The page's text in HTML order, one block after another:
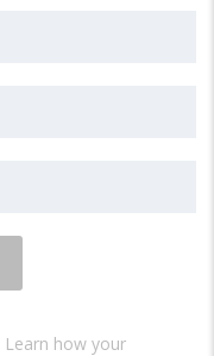
Learn how your